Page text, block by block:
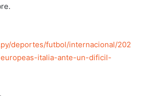
deportes/futbol/internacional/202
italia-ante-un-dificil-